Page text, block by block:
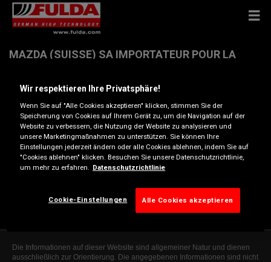
MAZDA (SUISSE) SA IMPORTATEUR POUR LA
AVENUE DES MORGINES 12 , 1213 PETIT-LANCY
Anfahrtsbeschreibung
wkr@mazda.ch
Die Informationen auf dieser Website sind allgemeiner Natur und dienen
ausschließlich zur Orientierung. Die angegebenen Informationen sind nicht
Wir respektieren Ihre Privatsphäre!
Wenn Sie auf "Alle Cookies akzeptieren" klicken, stimmen Sie der
Speicherung von Cookies auf Ihrem Gerät zu, um die Navigation auf der
Website zu verbessern, die Nutzung der Website zu analysieren und
unsere Marketingmaßnahmen zu unterstützen. Sie können Ihre
Einstellungen jederzeit ändern oder alle Cookies ablehnen, indem Sie auf
"Cookies ablehnen" klicken. Besuchen Sie unsere Datenschutzrichtlinie,
um mehr zu erfahren. Datenschutzrichtlinie
Cookie-Einstellungen Alle Cookies akzeptieren